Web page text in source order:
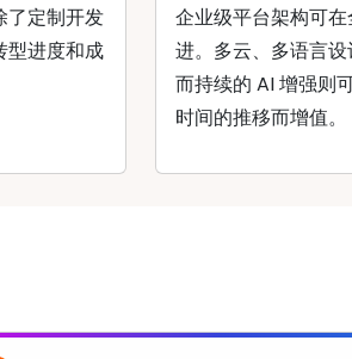
了定制开发
型进度和成
企业级平台架构可
进。多云、多语言设
而持续的 AI 增强则
时间的推移而增值。